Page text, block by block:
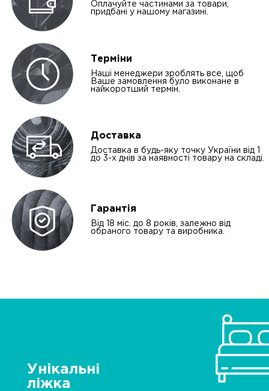
Оплачуйте частинами за товари,
придбані у нашому магазині.
Терміни
Наші менеджери зроблять все, щоб
Ваше замовлення було виконане в
найкоротший термін.
Доставка
Доставка в будь-яку точку України від 1
до 3-х днів за наявності товару на складі.
Гарантія
Від 18 міс. до 8 років, залежно від
обраного товару та виробника.
Унікальні
ліжка